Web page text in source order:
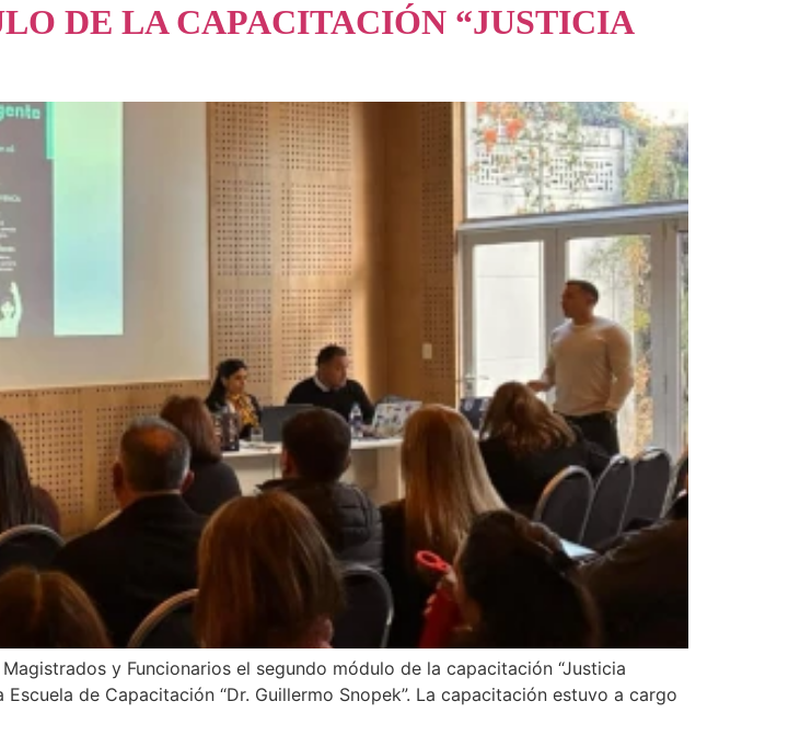
DE LA CAPACITACIÓN “JUSTICIA
y Funcionarios el segundo módulo de la capacitación “Justicia
de Capacitación “Dr. Guillermo Snopek”. La capacitación estuvo a cargo